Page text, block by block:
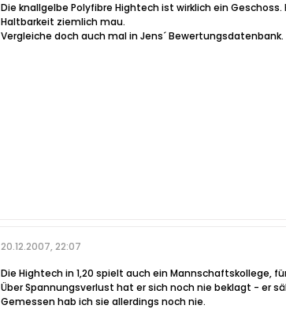
Die knallgelbe Polyfibre Hightech ist wirklich ein
Haltbarkeit ziemlich mau.
Vergleiche doch auch mal in Jens´ Bewertungsdatenbank.
20.12.2007, 22:07
Die Hightech in 1,20 spielt auch ein Mannschaftskollege,
Über Spannungsverlust hat er sich noch nie beklagt - er
Gemessen hab ich sie allerdings noch nie.